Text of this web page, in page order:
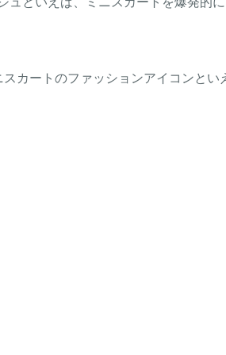
ュといえば、ミニスカートを爆発的
スカートのファッションアイコンとい